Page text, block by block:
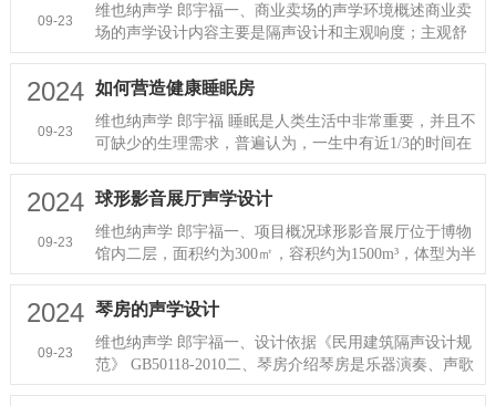
09-23
维也纳声学 郎宇福一、商业卖场的声学环境概述商业卖
场的声学设计内容主要是隔声设计和主观响度；主观舒
适度；混响时间；语言清晰···
2024
09-23
如何营造健康睡眠房
维也纳声学 郎宇福 睡眠是人类生活中非常重要，并且不
可缺少的生理需求，普遍认为，一生中有近1/3的时间在
睡眠中度过，与食物和空···
2024
09-23
球形影音展厅声学设计
维也纳声学 郎宇福一、项目概况球形影音展厅位于博物
馆内二层，面积约为300㎡，容积约为1500m³，体型为半
球形，同环形体型相似，···
2024
09-23
琴房的声学设计
维也纳声学 郎宇福一、设计依据《民用建筑隔声设计规
范》 GB50118-2010二、琴房介绍琴房是乐器演奏、声歌
演唱用的个人（或声部）···